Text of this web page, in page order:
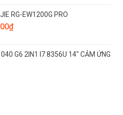
RG-EW1200G PRO
₫
G6 2IN1 I7 8356U 14" CẢM ỨNG